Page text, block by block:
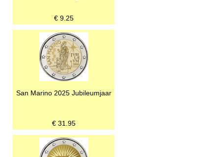
€ 9.25
San Marino 2025 Jubileumjaar
€ 31.95